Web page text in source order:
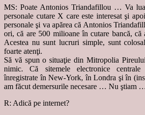
MS: Poate Antonios Triandafillou … Va lua
personale cutare X care este interesat şi
personale şi va apărea că Antonios
ori, că are 500 milioane în cutare bancă,
Acestea nu sunt lucruri simple, sunt
foarte atenţi.
Să vă spun o situaţie din Mitropolia
nimic. Că sitemele electronice
înregistrate în New-York, în Londra şi în
am făcut demersurile necesare … Nu ştiam
R: Adică pe internet?